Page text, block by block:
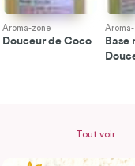
Aroma-zone
Douceur de Coco
Base
Tout voir